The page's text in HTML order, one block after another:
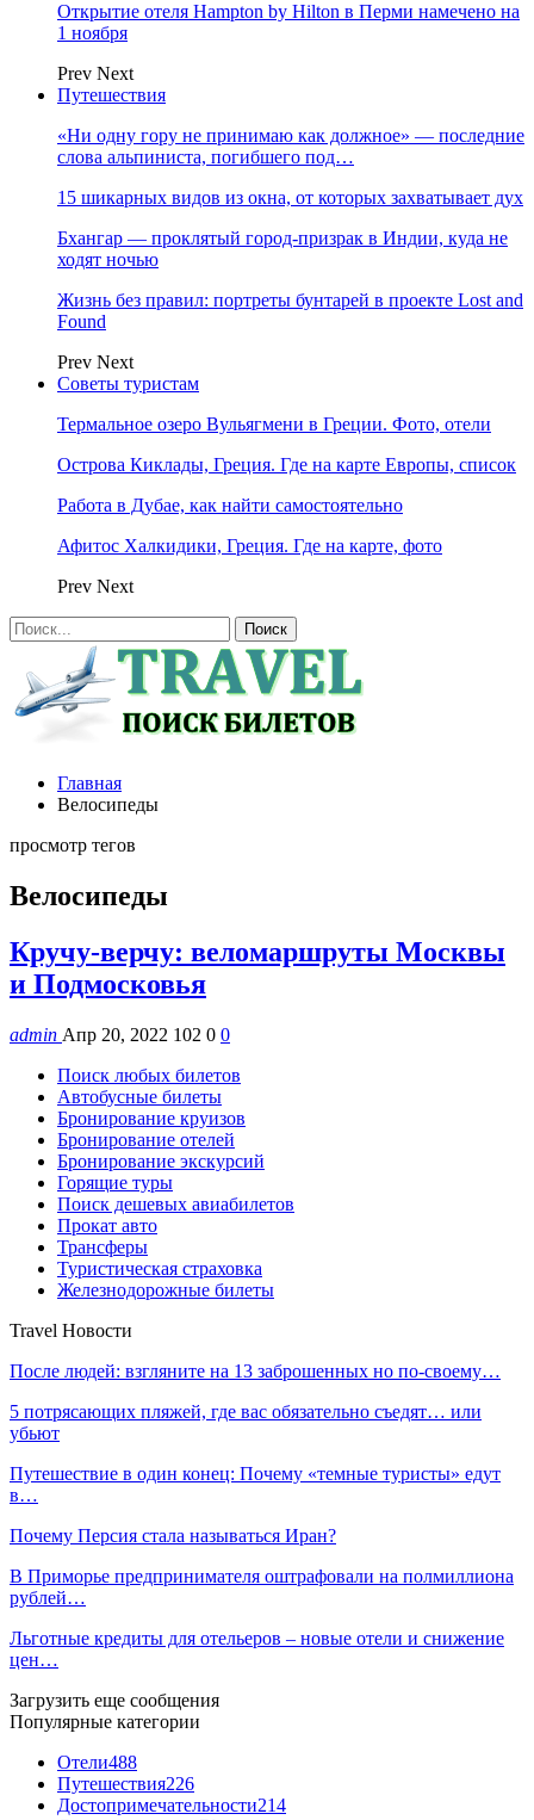
Открытие отеля Hampton by Hilton в Перми намечено на
1 ноября
Prev Next
Путешествия
«Ни одну гору не принимаю как должное» — последние
слова альпиниста, погибшего под…
15 шикарных видов из окна, от которых захватывает дух
Бхангар — проклятый город-призрак в Индии, куда не
ходят ночью
Жизнь без правил: портреты бунтарей в проекте Lost and
Found
Prev Next
Советы туристам
Термальное озеро Вульягмени в Греции. Фото, отели
Острова Киклады, Греция. Где на карте Европы, список
Работа в Дубае, как найти самостоятельно
Афитос Халкидики, Греция. Где на карте, фото
Prev Next
Главная
Велосипеды
просмотр тегов
Велосипеды
Кручу-верчу: веломаршруты Москвы
и Подмосковья
admin Апр 20, 2022 102 0 0
Поиск любых билетов
Автобусные билеты
Бронирование круизов
Бронирование отелей
Бронирование экскурсий
Горящие туры
Поиск дешевых авиабилетов
Прокат авто
Трансферы
Туристическая страховка
Железнодорожные билеты
Travel Новости
После людей: взгляните на 13 заброшенных но по-своему…
5 потрясающих пляжей, где вас обязательно съедят… или
убьют
Путешествие в один конец: Почему «темные туристы» едут
в…
Почему Персия стала называться Иран?
В Приморье предпринимателя оштрафовали на полмиллиона
рублей…
Льготные кредиты для отельеров – новые отели и снижение
цен…
Загрузить еще сообщения
Популярные категории
Отели488
Путешествия226
Достопримечательности214